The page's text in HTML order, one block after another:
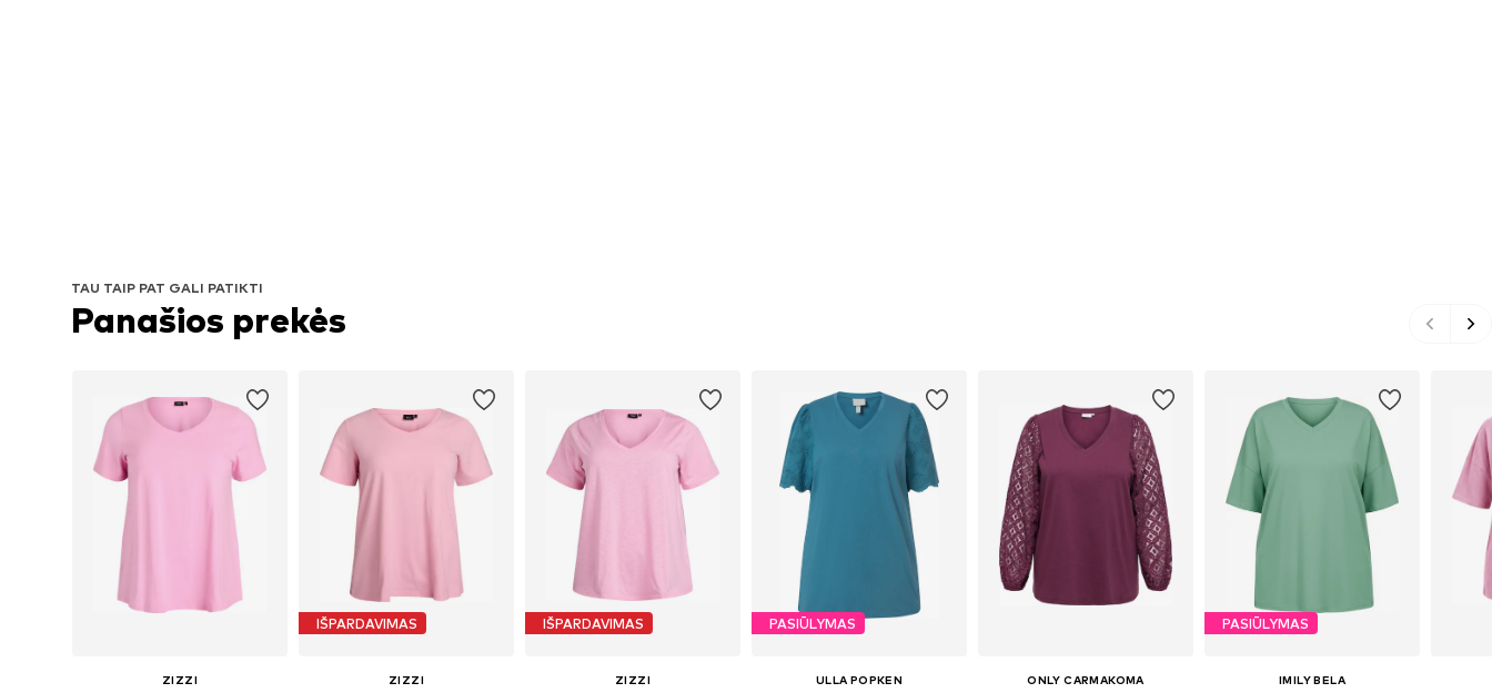
TAU TAIP PAT GALI PATIKTI
Panašios prekės
ZIZZI
IŠPARDAVIMAS
ZIZZI
IŠPARDAVIMAS
ZIZZI
PASIŪLYMAS
ULLA POPKEN ONLY CARMAKOMA
PASIŪLYMAS
IMILY BELA